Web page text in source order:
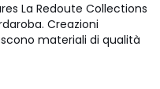
La Redoute Collections
Creazioni
materiali di qualità